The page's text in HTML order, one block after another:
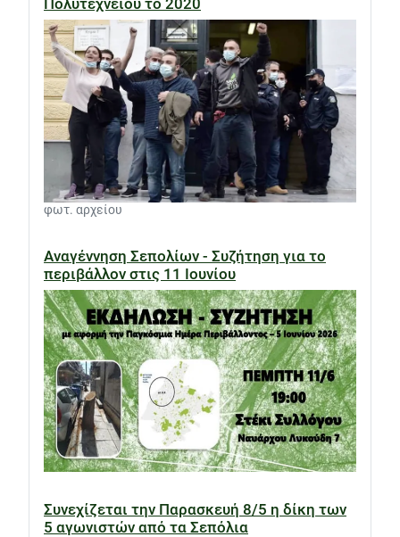
Πολυτεχνείου το 2020
φωτ. αρχείου
Αναγέννηση Σεπολίων - Συζήτηση για το
περιβάλλον στις 11 Ιουνίου
Συνεχίζεται την Παρασκευή 8/5 η δίκη των
5 αγωνιστών από τα Σεπόλια